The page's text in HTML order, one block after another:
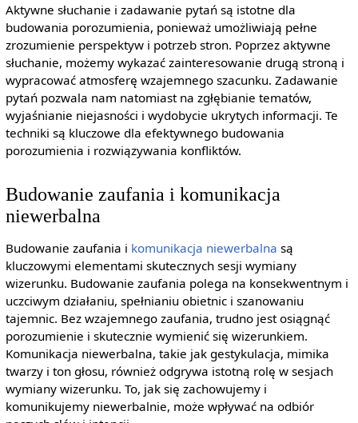
Aktywne słuchanie i zadawanie pytań są istotne dla
budowania porozumienia, ponieważ umożliwiają pełne
zrozumienie perspektyw i potrzeb stron. Poprzez aktywne
słuchanie, możemy wykazać zainteresowanie drugą stroną i
wypracować atmosferę wzajemnego szacunku. Zadawanie
pytań pozwala nam natomiast na zgłębianie tematów,
wyjaśnianie niejasności i wydobycie ukrytych informacji. Te
techniki są kluczowe dla efektywnego budowania
porozumienia i rozwiązywania konfliktów.
Budowanie zaufania i komunikacja
niewerbalna
Budowanie zaufania i komunikacja niewerbalna są
kluczowymi elementami skutecznych sesji wymiany
wizerunku. Budowanie zaufania polega na konsekwentnym i
uczciwym działaniu, spełnianiu obietnic i szanowaniu
tajemnic. Bez wzajemnego zaufania, trudno jest osiągnąć
porozumienie i skutecznie wymienić się wizerunkiem.
Komunikacja niewerbalna, takie jak gestykulacja, mimika
twarzy i ton głosu, również odgrywa istotną rolę w sesjach
wymiany wizerunku. To, jak się zachowujemy i
komunikujemy niewerbalnie, może wpływać na odbiór